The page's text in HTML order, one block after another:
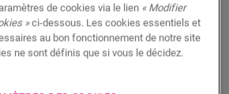
révolutionnaire de design de
les motifs, les nœuds et les
véritable dans chaque lame de
sol Bloom. Il est si réaliste qu'il
de cookies via le lien « Modifier
»ci-dessous. Les cookies essentiels et
au bon fonctionnement de notre site
ne sont définis que si vous le décidez.